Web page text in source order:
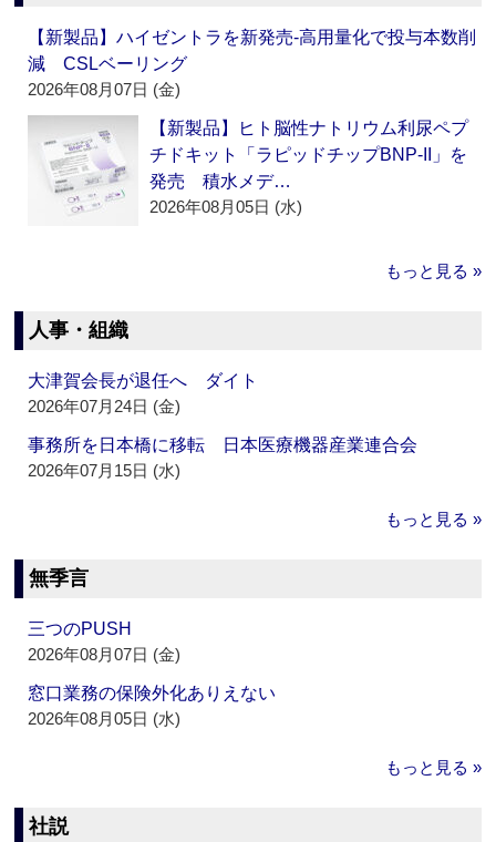
【新製品】ハイゼントラを新発売‐高用量化で投与本数削
減 CSLベーリング
2026年08月07日 (金)
【新製品】ヒト脳性ナトリウム利尿ペプ
チドキット「ラピッドチップBNP-II」を
発売 積水メデ…
2026年08月05日 (水)
もっと見る »
人事・組織
大津賀会長が退任へ ダイト
2026年07月24日 (金)
事務所を日本橋に移転 日本医療機器産業連合会
2026年07月15日 (水)
もっと見る »
無季言
三つのPUSH
2026年08月07日 (金)
窓口業務の保険外化ありえない
2026年08月05日 (水)
もっと見る »
社説